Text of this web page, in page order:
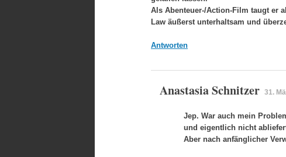
Als Abenteuer-/Action-Film taugt er
Law äußerst unterhaltsam und
Antworten
Anastasia Schnitzer 31.
Jep. War auch mein
und eigentlich nicht
Aber nach anfänglicher